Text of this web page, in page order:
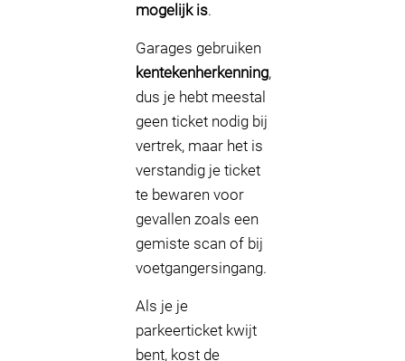
mogelijk is.
Garages gebruiken
kentekenherkenning,
dus je hebt meestal
geen ticket nodig bij
vertrek, maar het is
verstandig je ticket
te bewaren voor
gevallen zoals een
gemiste scan of bij
voetgangersingang.
Als je je
parkeerticket kwijt
bent, kost de